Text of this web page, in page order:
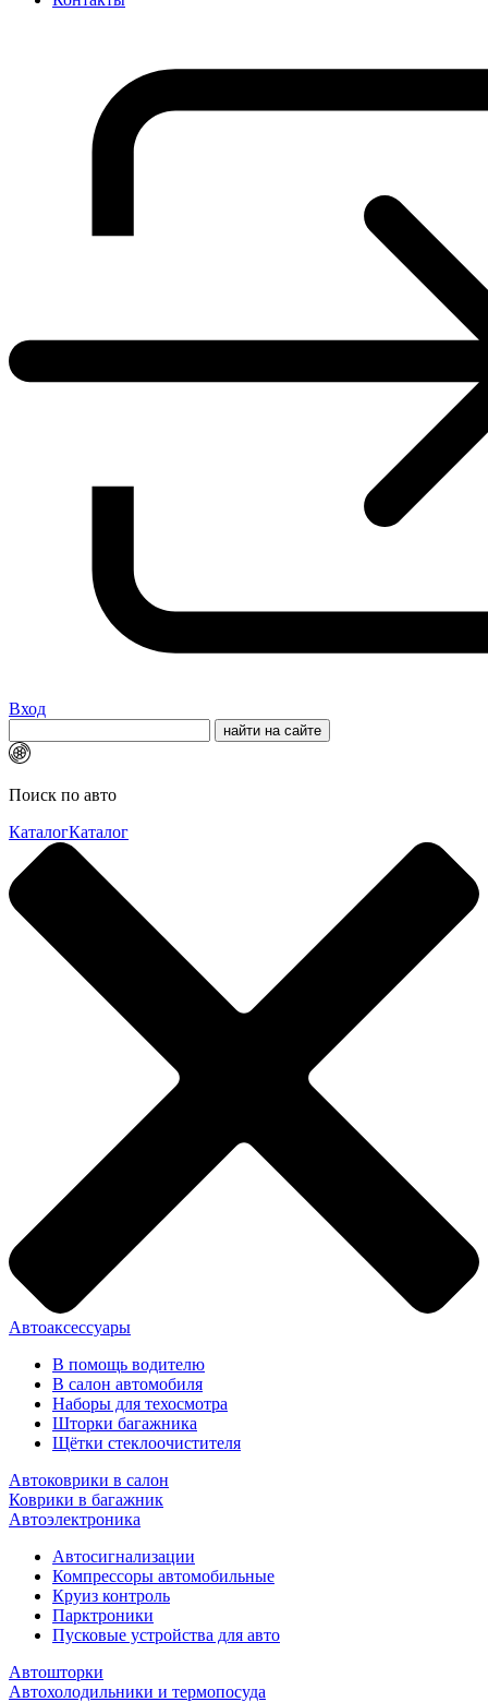
Вход
Поиск по авто
КаталогКаталог
Автоаксессуары
В помощь водителю
В салон автомобиля
Наборы для техосмотра
Шторки багажника
Щётки стеклоочистителя
Автоковрики в салон
Коврики в багажник
Автоэлектроника
Автосигнализации
Компрессоры автомобильные
Круиз контроль
Парктроники
Пусковые устройства для авто
Автошторки
Автохолодильники и термопосуда